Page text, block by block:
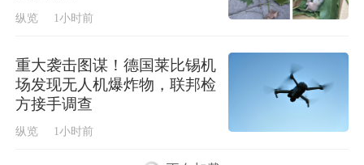
纵览 1小时前
重大袭击图谋！德国莱比锡机
场发现无人机爆炸物，联邦检
方接手调查
纵览 1小时前